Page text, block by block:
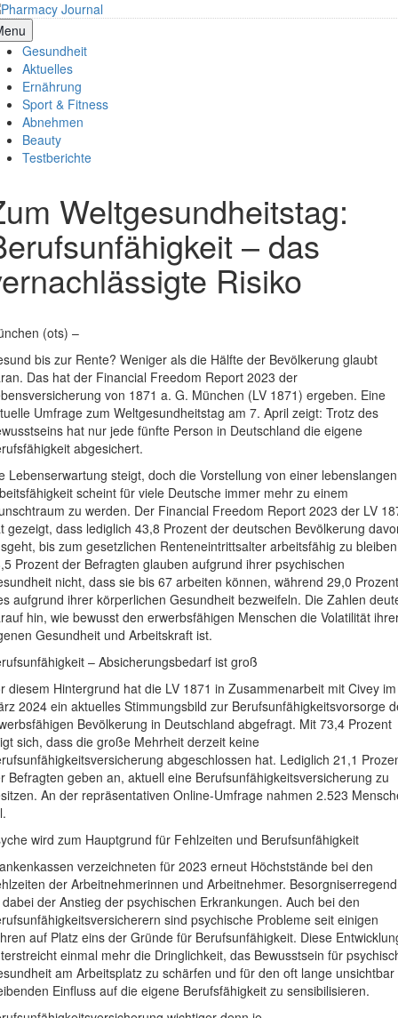
Skip
to
content
Journal
Gesundheit
Aktuelles
Ernährung
Sport & Fitness
Abnehmen
Beauty
Testberichte
Weltgesundheitstag:
– das
Risiko
(ots) –
bis zur Rente? Weniger als die Hälfte der Bevölkerung glaubt
Das hat der Financial Freedom Report 2023 der
von 1871 a. G. München (LV 1871) ergeben. Eine
Umfrage zum Weltgesundheitstag am 7. April zeigt: Trotz des
hat nur jede fünfte Person in Deutschland die eigene
abgesichert.
Lebenserwartung steigt, doch die Vorstellung von einer lebenslangen
scheint für viele Deutsche immer mehr zu einem
zu werden. Der Financial Freedom Report 2023 der LV
gezeigt, dass lediglich 43,8 Prozent der deutschen Bevölkerung
bis zum gesetzlichen Renteneintrittsalter arbeitsfähig zu
Prozent der Befragten glauben aufgrund ihrer psychischen
nicht, dass sie bis 67 arbeiten können, während 29,0 Prozent
aufgrund ihrer körperlichen Gesundheit bezweifeln. Die Zahlen
hin, wie bewusst den erwerbsfähigen Menschen die Volatilität
Gesundheit und Arbeitskraft ist.
– Absicherungsbedarf ist groß
diesem Hintergrund hat die LV 1871 in Zusammenarbeit mit Civey im
2024 ein aktuelles Stimmungsbild zur Berufsunfähigkeitsvorsorge
Bevölkerung in Deutschland abgefragt. Mit 73,4 Prozent
sich, dass die große Mehrheit derzeit keine
abgeschlossen hat. Lediglich 21,1
Befragten geben an, aktuell eine Berufsunfähigkeitsversicherung zu
An der repräsentativen Online-Umfrage nahmen 2.523
wird zum Hauptgrund für Fehlzeiten und Berufsunfähigkeit
verzeichneten für 2023 erneut Höchststände bei den
der Arbeitnehmerinnen und Arbeitnehmer. Besorgniserregend
der Anstieg der psychischen Erkrankungen. Auch bei den
sind psychische Probleme seit einigen
auf Platz eins der Gründe für Berufsunfähigkeit. Diese
einmal mehr die Dringlichkeit, das Bewusstsein für
am Arbeitsplatz zu schärfen und für den oft lange unsichtbar
Einfluss auf die eigene Berufsfähigkeit zu sensibilisieren.